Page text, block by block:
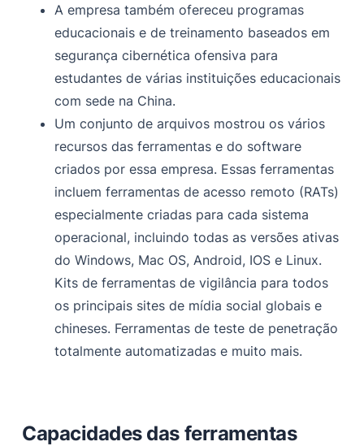
A empresa também ofereceu programas
educacionais e de treinamento baseados em
segurança cibernética ofensiva para
estudantes de várias instituições educacionais
com sede na China.
Um conjunto de arquivos mostrou os vários
recursos das ferramentas e do software
criados por essa empresa. Essas ferramentas
incluem ferramentas de acesso remoto (RATs)
especialmente criadas para cada sistema
operacional, incluindo todas as versões ativas
do Windows, Mac OS, Android, IOS e Linux.
Kits de ferramentas de vigilância para todos
os principais sites de mídia social globais e
chineses. Ferramentas de teste de penetração
totalmente automatizadas e muito mais.
Capacidades das ferramentas